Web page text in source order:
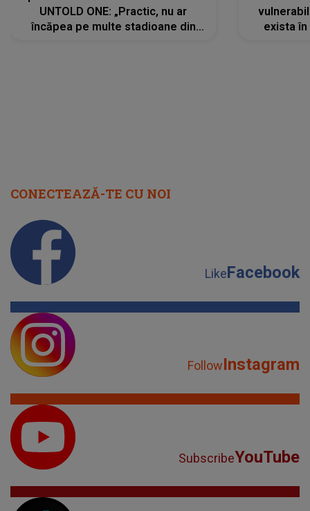
UNTOLD ONE: „Practic, nu ar
încăpea pe multe stadioane din
exista
CONECTEAZĂ-TE CU NOI
LikeFacebook
FollowInstagram
SubscribeYouTube